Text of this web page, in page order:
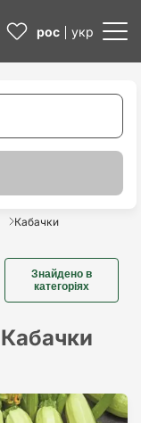
рос укр
Кабачки
Знайдено в
категоріях
Кабачки